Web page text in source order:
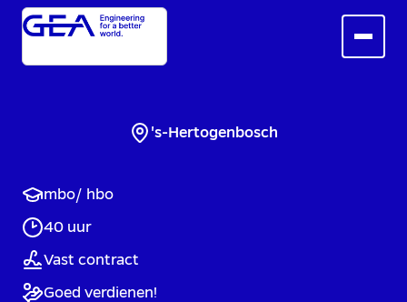
's-Hertogenbosch
mbo/ hbo
40 uur
Vast contract
Goed verdienen!